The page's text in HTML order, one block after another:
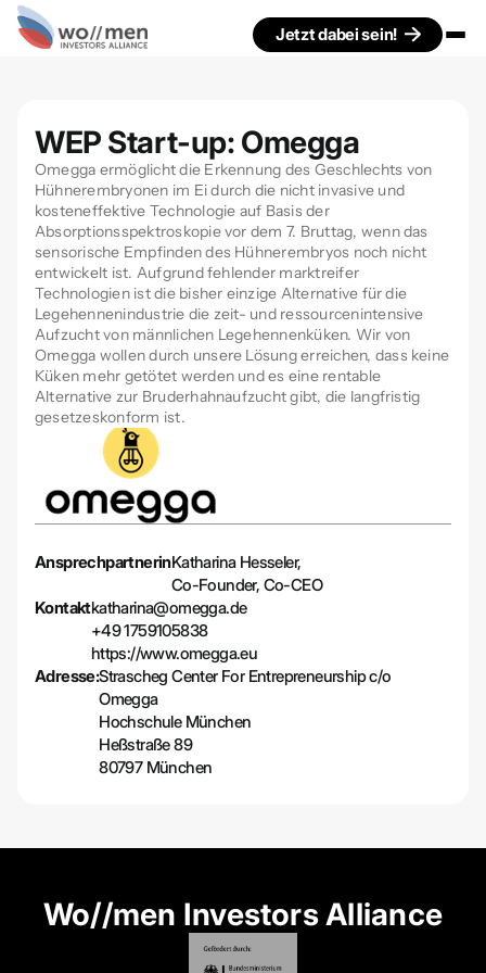
Jetzt dabei sein!
WEP Start-up: Omegga
Omegga ermöglicht die Erkennung des Geschlechts von
Hühnerembryonen im Ei durch die nicht invasive und
kosteneffektive Technologie auf Basis der
Absorptionsspektroskopie vor dem 7. Bruttag, wenn das
sensorische Empfinden des Hühnerembryos noch nicht
entwickelt ist. Aufgrund fehlender marktreifer
Technologien ist die bisher einzige Alternative für die
Legehennenindustrie die zeit- und ressourcenintensive
Aufzucht von männlichen Legehennenküken. Wir von
Omegga wollen durch unsere Lösung erreichen, dass keine
Küken mehr getötet werden und es eine rentable
Alternative zur Bruderhahnaufzucht gibt, die langfristig
gesetzeskonform ist.
AnsprechpartnerinKatharina Hesseler,
Co-Founder, Co-CEO
Kontaktkatharina@omegga.de
+49 1759105838
https://www.omegga.eu
Adresse:Strascheg Center For Entrepreneurship c/o
Omegga
Hochschule München
Heßstraße 89
80797 München
Wo//men Investors Alliance